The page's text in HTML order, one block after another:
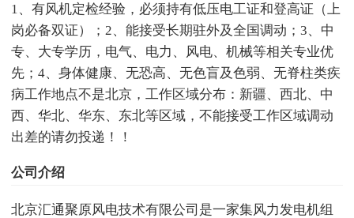
1、有风机定检经验，必须持有低压电工证和登高证（上
岗必备双证）；2、能接受长期驻外及全国调动；3、中
专、大专学历，电气、电力、风电、机械等相关专业优
先；4、身体健康、无恐高、无色盲及色弱、无脊柱类疾
病工作地点不是北京，工作区域分布：新疆、西北、中
西、华北、华东、东北等区域，不能接受工作区域调动
出差的请勿投递！！
公司介绍
北京汇通聚原风电技术有限公司是一家集风力发电机组